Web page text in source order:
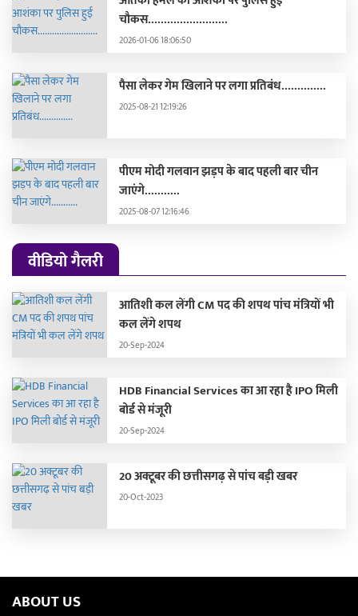
चौकस.........................
2026-01-06 18:06:50
पैसा लेकर गेम खिलाने पर लगा प्रतिबंध..............
2025-08-21 12:19:26
पीएम मोदी गलवान झड़प के बाद पहली बार चीन
जाएंगे...........
2025-08-07 12:16:46
वीडियो गैलरी
आतिशी कल लेंगी CM पद की शपथ पांच मंत्रियों भी
कल लेंगे शपथ
20-Sep-2024
HDB Financial Services का आ रहा है IPO मिली
बोर्ड से मंजूरी
20-Sep-2024
20 अक्टूबर की छत्तीसगढ़ से पांच बड़ी खबर
20-Oct-2023
ABOUT US